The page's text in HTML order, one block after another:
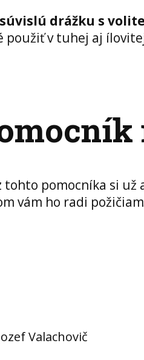
súvislú drážku s
použiť v tuhej aj
tohto pomocníka si
vám ho radi
Valachovič